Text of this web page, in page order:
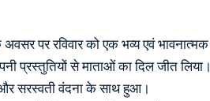
पर रविवार को एक भव्य एवं भावनात्मक
प्रस्तुतियों से माताओं का दिल जीत लिया।
सरस्वती वंदना के साथ हुआ।